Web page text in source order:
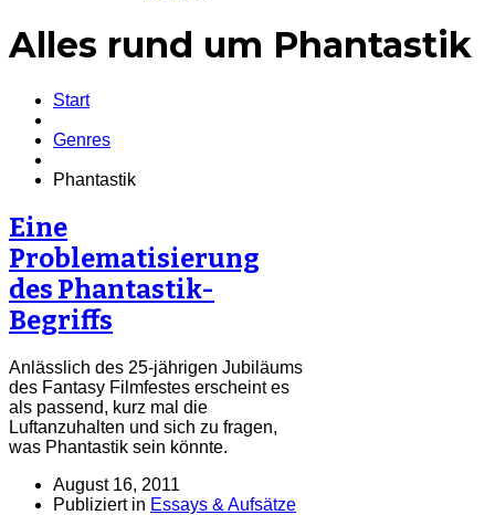
Alles rund um Phantastik
Start
Genres
Phantastik
Eine
Problematisierung
des Phantastik-
Begriffs
Anlässlich des 25-jährigen Jubiläums
des Fantasy Filmfestes erscheint es
als passend, kurz mal die
Luftanzuhalten und sich zu fragen,
was Phantastik sein könnte.
August 16, 2011
Publiziert in Essays & Aufsätze